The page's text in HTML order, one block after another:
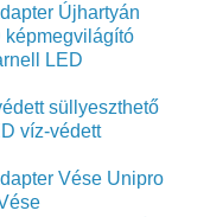
Újhartyán
képmegvilágító
LED
süllyeszthető
víz-védett
Vése Unipro